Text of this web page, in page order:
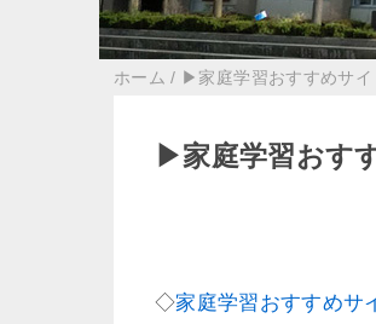
ホーム / ▶家庭学習おすすめサイ
▶家庭学習おす
◇家庭学習おすすめサ